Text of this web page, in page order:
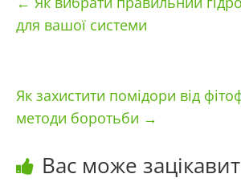
для вашої системи
Як захистити помідори від
методи боротьби →
Вас може